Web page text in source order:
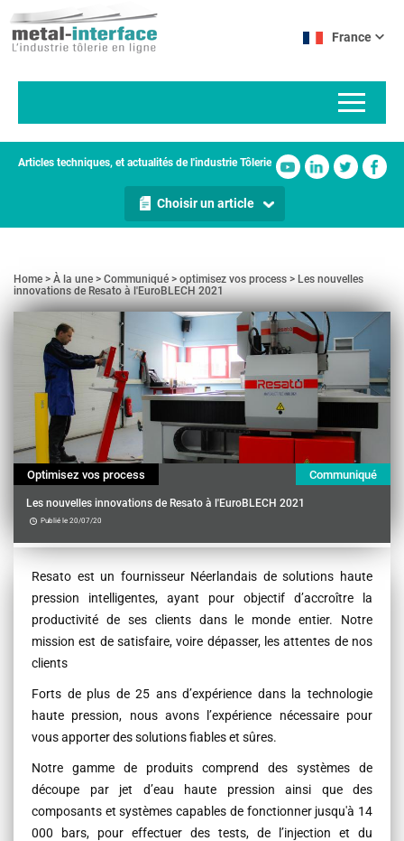
au
contenu
France
Articles techniques, et actualités de l'industrie Tôlerie
Choisir un article
Home À la une Communiqué optimisez vos process
Les nouvelles
innovations de Resato à l'EuroBLECH 2021
Optimisez vos process Communiqué
Les nouvelles innovations de Resato à l'EuroBLECH 2021
Publié le 20/07/20
Contenu
Resato est un fournisseur Néerlandais de solutions haute
pression intelligentes, ayant pour objectif d’accroître la
productivité de ses clients dans le monde entier. Notre
mission est de satisfaire, voire dépasser, les attentes de nos
clients
Forts de plus de 25 ans d’expérience dans la technologie
haute pression, nous avons l’expérience nécessaire pour
vous apporter des solutions fiables et sûres.
Notre gamme de produits comprend des systèmes de
découpe par jet d’eau haute pression ainsi que des
composants et systèmes capables de fonctionner jusqu'à 14
000 bars, pour effectuer des tests, de l’injection et du